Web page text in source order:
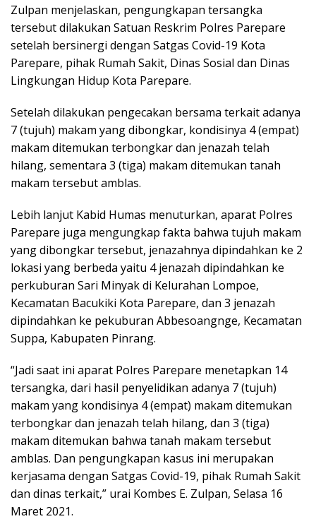
Zulpan menjelaskan, pengungkapan tersangka
tersebut dilakukan Satuan Reskrim Polres Parepare
setelah bersinergi dengan Satgas Covid-19 Kota
Parepare, pihak Rumah Sakit, Dinas Sosial dan Dinas
Lingkungan Hidup Kota Parepare.
Setelah dilakukan pengecakan bersama terkait adanya
7 (tujuh) makam yang dibongkar, kondisinya 4 (empat)
makam ditemukan terbongkar dan jenazah telah
hilang, sementara 3 (tiga) makam ditemukan tanah
makam tersebut amblas.
Lebih lanjut Kabid Humas menuturkan, aparat Polres
Parepare juga mengungkap fakta bahwa tujuh makam
yang dibongkar tersebut, jenazahnya dipindahkan ke 2
lokasi yang berbeda yaitu 4 jenazah dipindahkan ke
perkuburan Sari Minyak di Kelurahan Lompoe,
Kecamatan Bacukiki Kota Parepare, dan 3 jenazah
dipindahkan ke pekuburan Abbesoangnge, Kecamatan
Suppa, Kabupaten Pinrang.
“Jadi saat ini aparat Polres Parepare menetapkan 14
tersangka, dari hasil penyelidikan adanya 7 (tujuh)
makam yang kondisinya 4 (empat) makam ditemukan
terbongkar dan jenazah telah hilang, dan 3 (tiga)
makam ditemukan bahwa tanah makam tersebut
amblas. Dan pengungkapan kasus ini merupakan
kerjasama dengan Satgas Covid-19, pihak Rumah Sakit
dan dinas terkait,” urai Kombes E. Zulpan, Selasa 16
Maret 2021.